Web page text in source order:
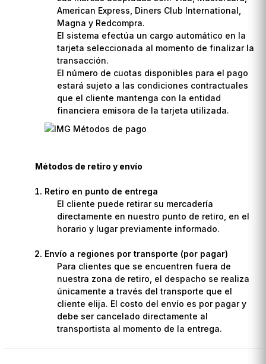
American Express, Diners Club International,
Magna y Redcompra.
El sistema efectúa un cargo automático en la
tarjeta seleccionada al momento de finalizar la
transacción.
El número de cuotas disponibles para el pago
estará sujeto a las condiciones contractuales
que el cliente mantenga con la entidad
financiera emisora de la tarjeta utilizada.
Métodos de retiro y envío
Retiro en punto de entrega
El cliente puede retirar su mercadería
directamente en nuestro punto de retiro, en el
horario y lugar previamente informado.
Envío a regiones por transporte (por pagar)
Para clientes que se encuentren fuera de
nuestra zona de retiro, el despacho se realiza
únicamente a través del transporte que el
cliente elija. El costo del envío es por pagar y
debe ser cancelado directamente al
transportista al momento de la entrega.